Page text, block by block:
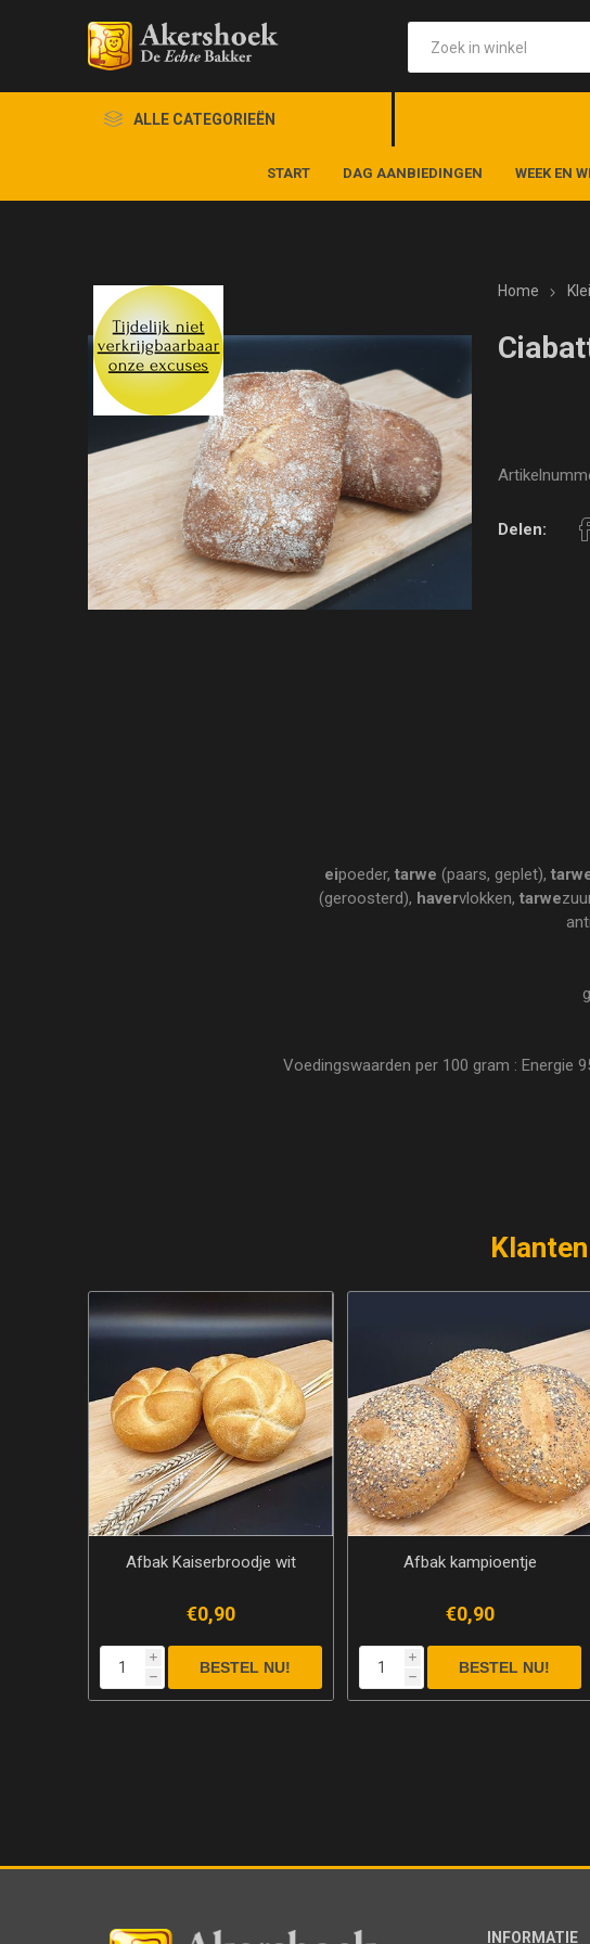
ALLE CATEGORIEËN
START DAG AANBIEDINGEN WEEK EN
Home
Delen:
eipoeder, tarwe (paars, geplet),
(geroosterd), havervlokken, tarwe
Voedingswaarden per 100 gram : Energie
Afbak Kaiserbroodje wit
€0,90
i
h
Afbak kampioentje
€0,90
i
h
INFORMATIE